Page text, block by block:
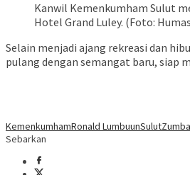
Kanwil Kemenkumham Sulut
Hotel Grand Luley. (Foto:
Selain menjadi ajang rekreasi dan
pulang dengan semangat baru, siap
KemenkumhamRonald LumbuunSulutZumba
Sebarkan